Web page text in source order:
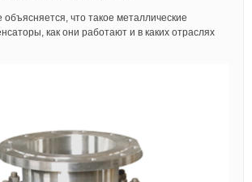
объясняется, что такое металлические
как они работают и в каких отраслях